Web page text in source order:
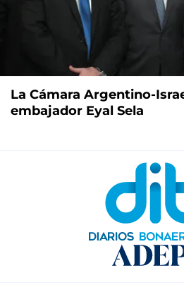
La Cámara Argentino-
embajador Eyal Sela